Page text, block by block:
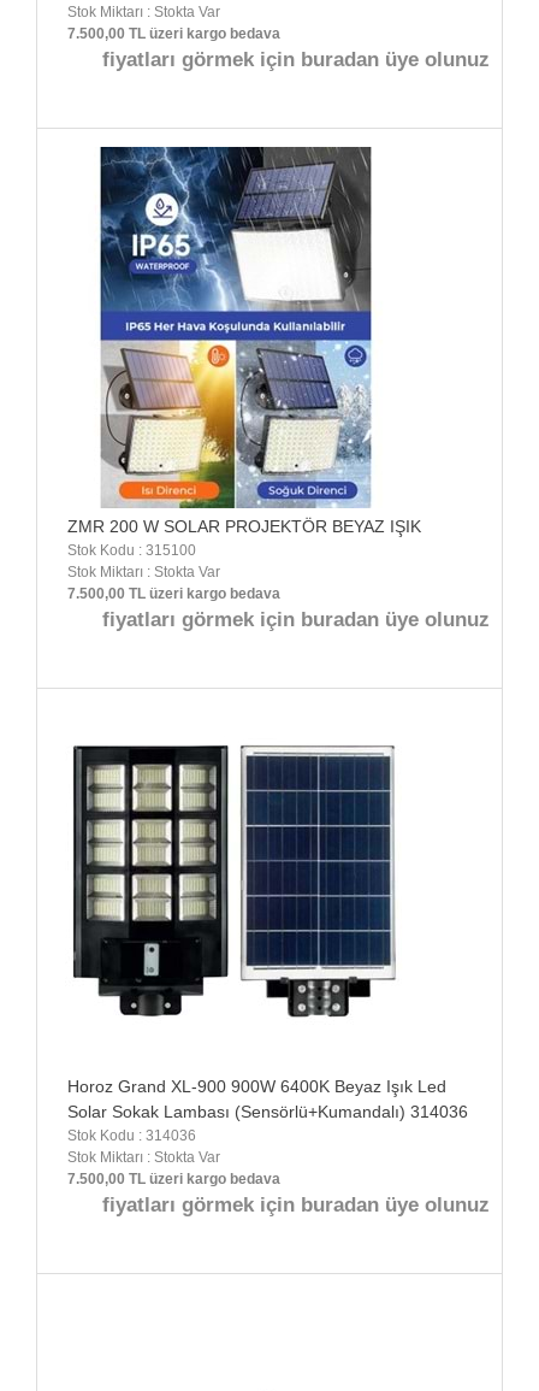
Stok Miktarı : Stokta Var
7.500,00 TL üzeri kargo bedava
fiyatları görmek için buradan üye olunuz
ZMR 200 W SOLAR PROJEKTÖR BEYAZ IŞIK
Stok Kodu : 315100
Stok Miktarı : Stokta Var
7.500,00 TL üzeri kargo bedava
fiyatları görmek için buradan üye olunuz
Horoz Grand XL-900 900W 6400K Beyaz Işık Led
Solar Sokak Lambası (Sensörlü+Kumandalı) 314036
Stok Kodu : 314036
Stok Miktarı : Stokta Var
7.500,00 TL üzeri kargo bedava
fiyatları görmek için buradan üye olunuz